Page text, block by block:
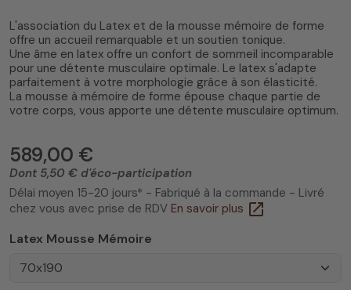
4.8/5(5 avis)
L'association du Latex et de la mousse mémoire de forme
offre un accueil remarquable et un soutien tonique.
Une âme en latex offre un confort de sommeil incomparable
pour une détente musculaire optimale. Le latex s'adapte
parfaitement à votre morphologie grâce à son élasticité.
La mousse à mémoire de forme épouse chaque partie de
votre corps, vous apporte une détente musculaire optimum.
589,00 €
Dont 5,50 € d'éco-participation
Délai moyen 15-20 jours* - Fabriqué à la commande - Livré
chez vous avec prise de RDV En savoir plus open_in_new
Latex Mousse Mémoire